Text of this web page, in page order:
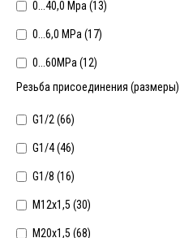
0...40,0 Mpa (13)
0...6,0 MPa (17)
0...60MPa (12)
Резьба присоединения (размеры)
G1/2 (66)
G1/4 (46)
G1/8 (16)
М12х1,5 (30)
М20х1,5 (68)